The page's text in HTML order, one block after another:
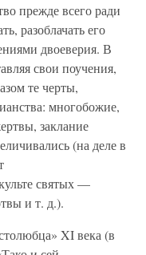
прежде всего ради
разоблачать его
двоеверия. В
свои поучения,
те черты,
многобожие,
заклание
(на деле в
святых —
и т. д.).
XI века (в